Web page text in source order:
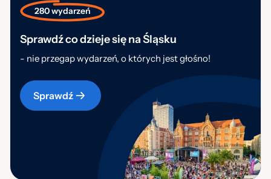
280 wydarzeń
Sprawdź co dzieje się na Śląsku
- nie przegap wydarzeń, o których jest głośno!
Sprawdź